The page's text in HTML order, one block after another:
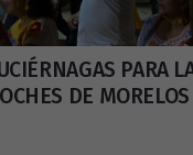
PARA
DE MORELOS